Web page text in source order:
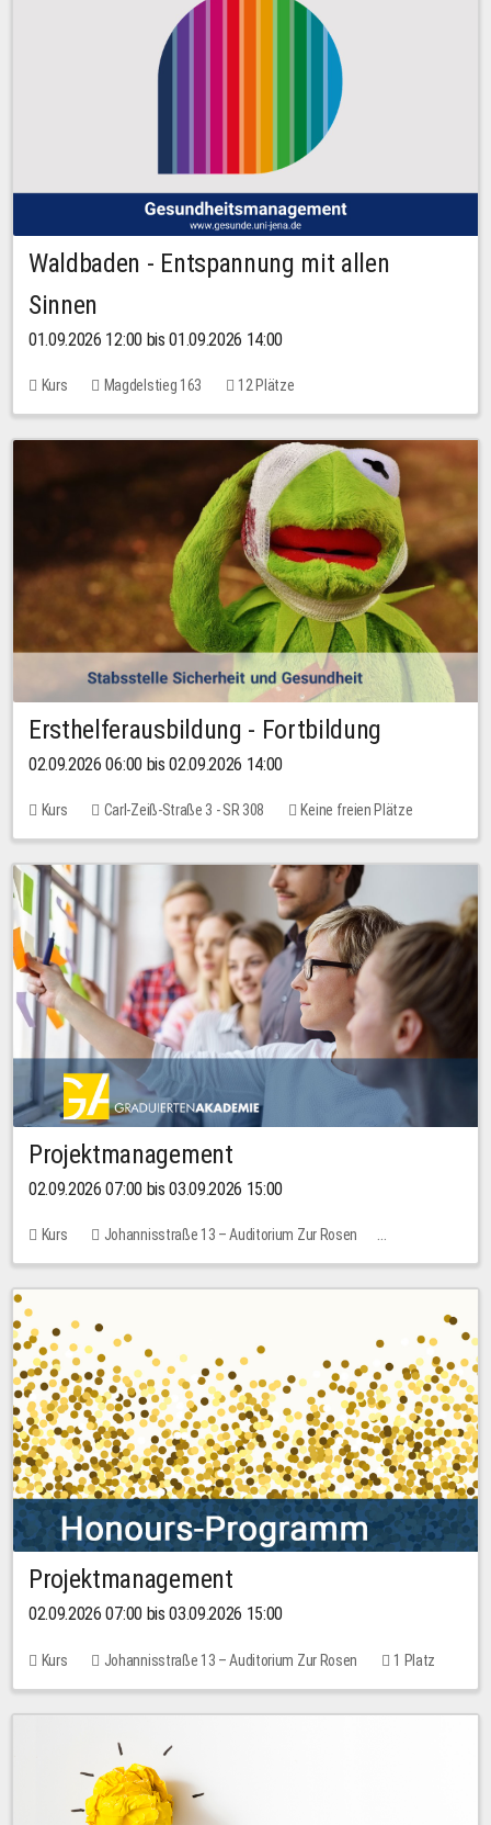
Waldbaden - Entspannung mit allen
Sinnen
01.09.2026 12:00 bis 01.09.2026 14:00
Kurs Magdelstieg 163 12 Plätze
Ersthelferausbildung - Fortbildung
02.09.2026 06:00 bis 02.09.2026 14:00
Kurs Carl-Zeiß-Straße 3 - SR 308 Keine freien Plätze
Projektmanagement
02.09.2026 07:00 bis 03.09.2026 15:00
Kurs
Johannisstraße 13 – Auditorium Zur Rosen
Keine freien Plätze
30,00 EUR
Projektmanagement
02.09.2026 07:00 bis 03.09.2026 15:00
Kurs Johannisstraße 13 – Auditorium Zur Rosen 1 Platz